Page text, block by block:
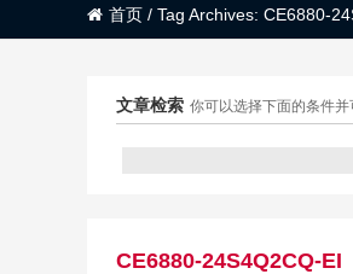
首页 / Tag Archives: CE6880-
文章检索 你可以选择下面的条件
CE6880-24S4Q2CQ-EI